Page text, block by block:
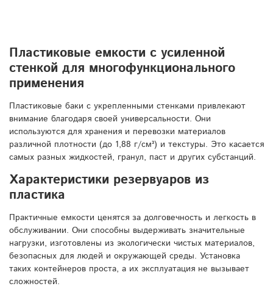
Пластиковые емкости с усиленной
стенкой для многофункционального
применения
Пластиковые баки с укрепленными стенками привлекают
внимание благодаря своей универсальности. Они
используются для хранения и перевозки материалов
различной плотности (до 1,88 г/см³) и текстуры. Это касается
самых разных жидкостей, гранул, паст и других субстанций.
Характеристики резервуаров из
пластика
Практичные емкости ценятся за долговечность и легкость в
обслуживании. Они способны выдерживать значительные
нагрузки, изготовлены из экологически чистых материалов,
безопасных для людей и окружающей среды. Установка
таких контейнеров проста, а их эксплуатация не вызывает
сложностей.